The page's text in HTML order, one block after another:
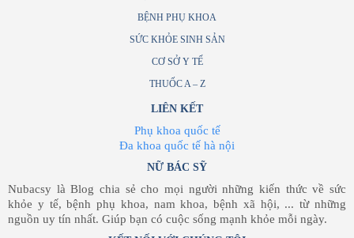
BỆNH PHỤ KHOA
SỨC KHỎE SINH SẢN
CƠ SỞ Y TẾ
THUỐC A – Z
LIÊN KẾT
Phụ khoa quốc tế
Đa khoa quốc tế hà nội
NỮ BÁC SỸ
Nubacsy là Blog chia sẻ cho mọi người những kiến thức về sức
khỏe y tế, bệnh phụ khoa, nam khoa, bệnh xã hội, ... từ những
nguồn uy tín nhất. Giúp bạn có cuộc sống mạnh khỏe mỗi ngày.